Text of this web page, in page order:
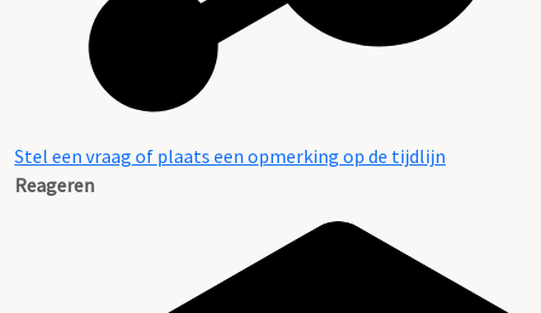
Stel een vraag of plaats een opmerking op de tijdlijn
Reageren